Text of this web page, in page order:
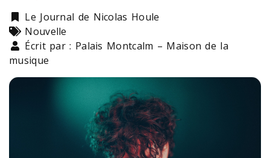
Catégorie
Le Journal de Nicolas Houle
Types
Nouvelle
Écrit par : Palais Montcalm – Maison de la
musique